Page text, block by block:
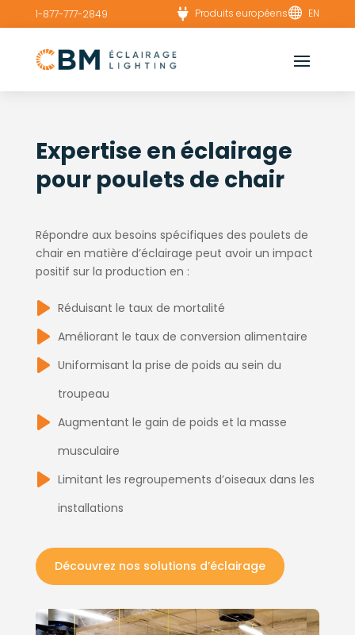
1-877-777-2849  Produits européens EN
Expertise en éclairage
pour poulets de chair
Répondre aux besoins spécifiques des poulets de
chair en matière d’éclairage peut avoir un impact
positif sur la production en :
Réduisant le taux de mortalité
Améliorant le taux de conversion alimentaire
Uniformisant la prise de poids au sein du
troupeau
Augmentant le gain de poids et la masse
musculaire
Limitant les regroupements d’oiseaux dans les
installations
Découvrez nos solutions d’éclairage